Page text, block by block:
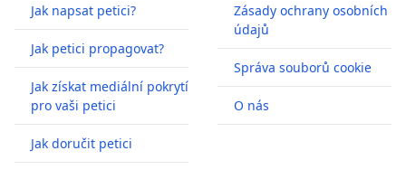
Jak napsat petici?
Jak petici propagovat?
Jak získat mediální pokrytí
pro vaši petici
Jak doručit petici
Zásady ochrany osobních
údajů
Správa souborů cookie
O nás